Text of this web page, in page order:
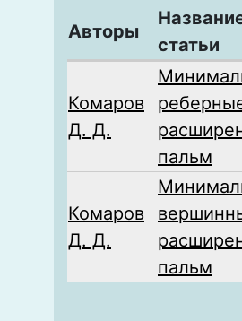
Авторы
статьи
Комаров
Д. Д.
пальм
Комаров
Д. Д.
пальм